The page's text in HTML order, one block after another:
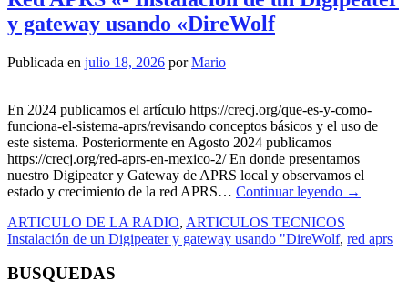
y gateway usando «DireWolf
Publicada en julio 18, 2026 porMario
En 2024 publicamos el artículo https://crecj.org/que-es-y-como-
funciona-el-sistema-aprs/revisando conceptos básicos y el uso de
este sistema. Posteriormente en Agosto 2024 publicamos
https://crecj.org/red-aprs-en-mexico-2/ En donde presentamos
nuestro Digipeater y Gateway de APRS local y observamos el
estado y crecimiento de la red APRS… Continuar leyendo →
ARTICULO DE LA RADIO, ARTICULOS TECNICOS
Instalación de un Digipeater y gateway usando "DireWolf, red aprs
BUSQUEDAS